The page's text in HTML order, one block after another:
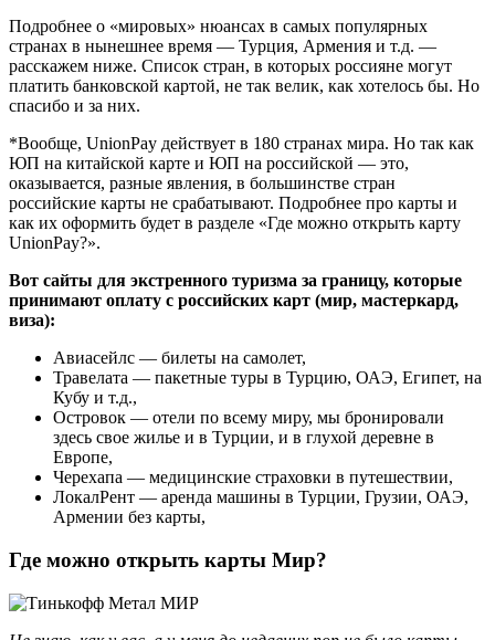
Подробнее о «мировых» нюансах в самых популярных
странах в нынешнее время — Турция, Армения и т.д. —
расскажем ниже. Список стран, в которых россияне могут
платить банковской картой, не так велик, как хотелось бы. Но
спасибо и за них.
*Вообще, UnionPay действует в 180 странах мира. Но так как
ЮП на китайской карте и ЮП на российской — это,
оказывается, разные явления, в большинстве стран
российские карты не срабатывают. Подробнее про карты и
как их оформить будет в разделе «Где можно открыть карту
UnionPay?».
Вот сайты для экстренного туризма за границу, которые
принимают оплату с российских карт (мир, мастеркард,
виза):
Авиасейлс — билеты на самолет,
Травелата — пакетные туры в Турцию, ОАЭ, Египет, на
Кубу и т.д.,
Островок — отели по всему миру, мы бронировали
здесь свое жилье и в Турции, и в глухой деревне в
Европе,
Черехапа — медицинские страховки в путешествии,
ЛокалРент — аренда машины в Турции, Грузии, ОАЭ,
Армении без карты,
Где можно открыть карты Мир?